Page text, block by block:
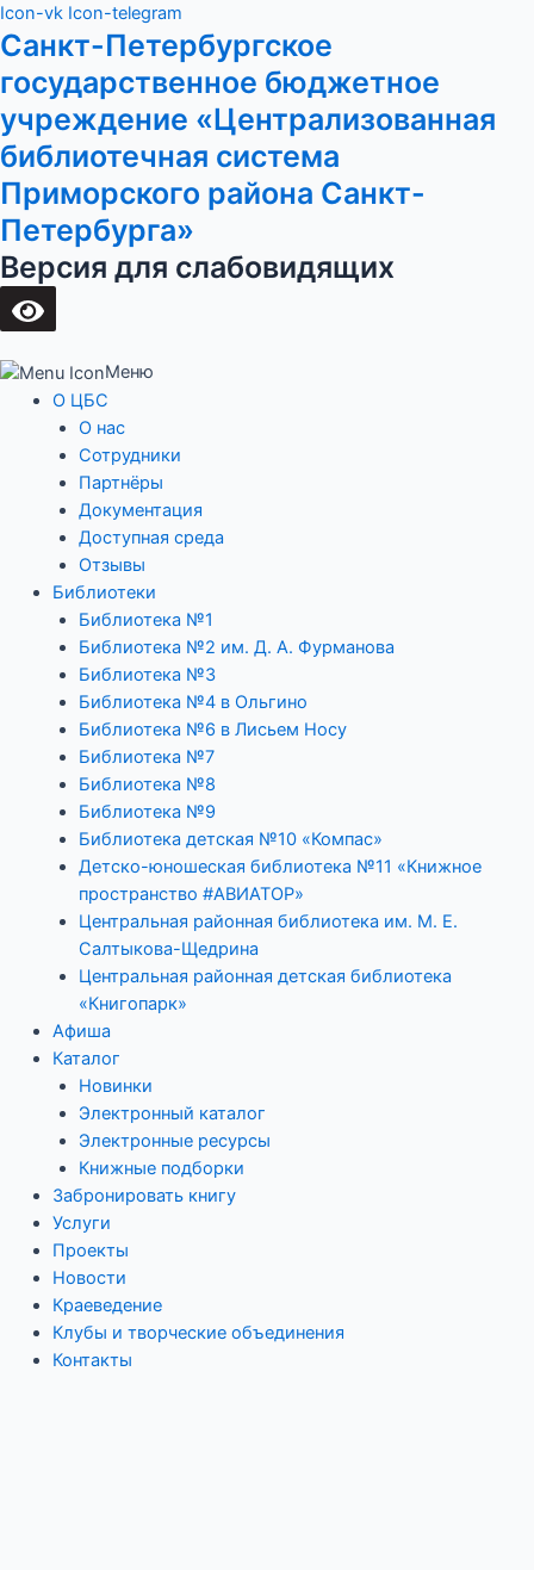
Перейти
к
Icon-vk Icon-telegram
Санкт-Петербургское
государственное бюджетное
учреждение «Централизованная
библиотечная система
Приморского района Санкт-
Петербурга»
Версия для слабовидящих
Меню
О ЦБС
О нас
Сотрудники
Партнёры
Документация
Доступная среда
Отзывы
Библиотеки
Библиотека №1
Библиотека №2 им. Д. А. Фурманова
Библиотека №3
Библиотека №4 в Ольгино
Библиотека №6 в Лисьем Носу
Библиотека №7
Библиотека №8
Библиотека №9
Библиотека детская №10 «Компас»
Детско-юношеская библиотека №11 «Книжное
пространство #АВИАТОР»
Центральная районная библиотека им. М. Е.
Салтыкова-Щедрина
Центральная районная детская библиотека
«Книгопарк»
Афиша
Каталог
Новинки
Электронный каталог
Электронные ресурсы
Книжные подборки
Забронировать книгу
Услуги
Проекты
Новости
Краеведение
Клубы и творческие объединения
Контакты
Main
Menu